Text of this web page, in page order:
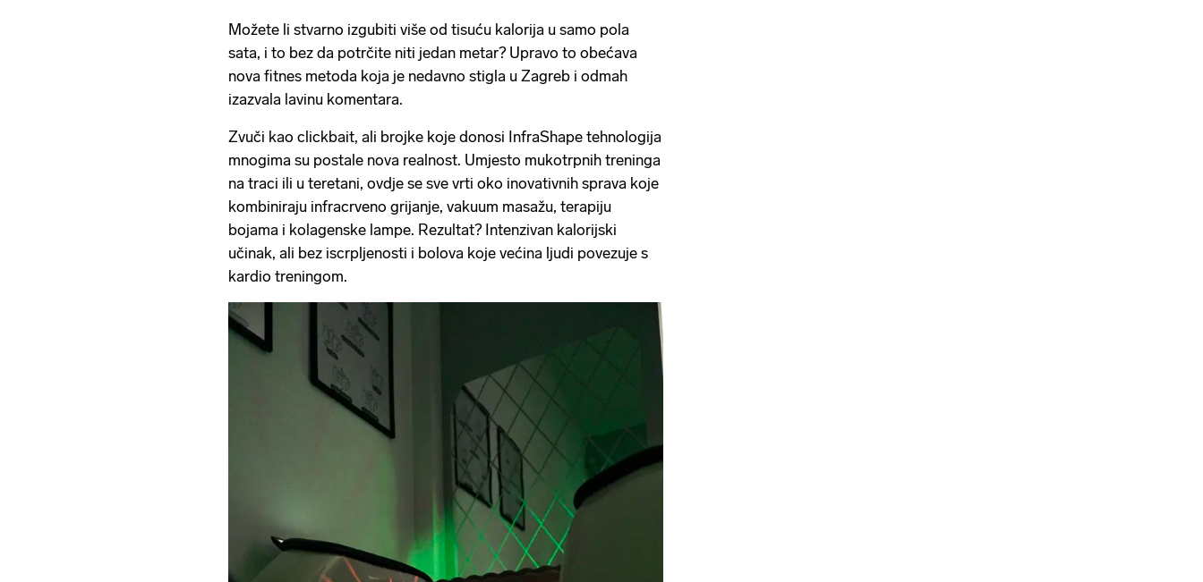
Možete li stvarno izgubiti više od tisuću kalorija u samo pola
sata, i to bez da potrčite niti jedan metar? Upravo to obećava
nova fitnes metoda koja je nedavno stigla u Zagreb i odmah
izazvala lavinu komentara.
Zvuči kao clickbait, ali brojke koje donosi InfraShape tehnologija
mnogima su postale nova realnost. Umjesto mukotrpnih treninga
na traci ili u teretani, ovdje se sve vrti oko inovativnih sprava koje
kombiniraju infracrveno grijanje, vakuum masažu, terapiju
bojama i kolagenske lampe. Rezultat? Intenzivan kalorijski
učinak, ali bez iscrpljenosti i bolova koje većina ljudi povezuje s
kardio treningom.